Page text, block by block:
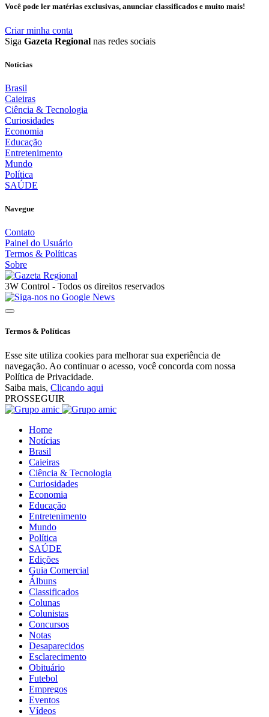
Você pode ler matérias exclusivas, anunciar classificados e muito mais!
Criar minha conta
Siga Gazeta Regional nas redes sociais
Notícias
Brasil
Caieiras
Ciência & Tecnologia
Curiosidades
Economia
Educação
Entretenimento
Mundo
Política
SAÚDE
Navegue
Contato
Painel do Usuário
Termos & Políticas
Sobre
3W Control - Todos os direitos reservados
Termos & Políticas
Esse site utiliza cookies para melhorar sua experiência de
navegação. Ao continuar o acesso, você concorda com nossa
Política de Privacidade.
Saiba mais, Clicando aqui
PROSSEGUIR
Home
Notícias
Brasil
Caieiras
Ciência & Tecnologia
Curiosidades
Economia
Educação
Entretenimento
Mundo
Política
SAÚDE
Edições
Guia Comercial
Álbuns
Classificados
Colunas
Colunistas
Concursos
Notas
Desaparecidos
Esclarecimento
Obituário
Futebol
Empregos
Eventos
Vídeos